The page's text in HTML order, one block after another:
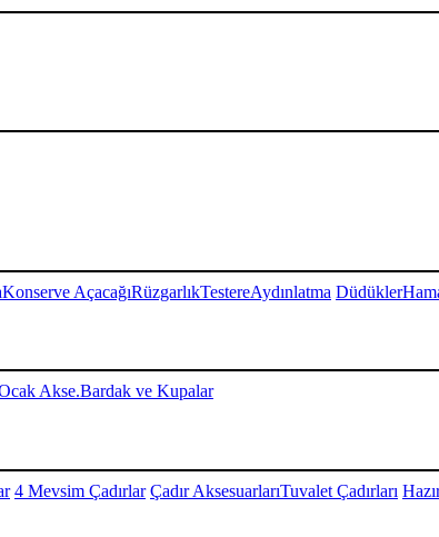
Konserve AçacağıRüzgarlıkTestereAydınlatma Düdükler
Akse.Bardak ve Kupalar
4 Mevsim Çadırlar Çadır AksesuarlarıTuvalet Çadırları